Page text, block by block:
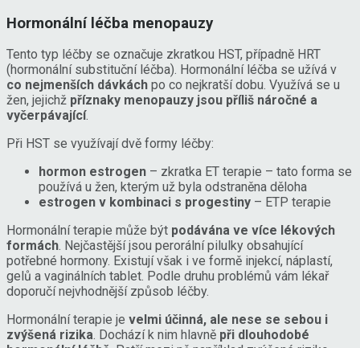
Hormonální léčba menopauzy
Tento typ léčby se označuje zkratkou HST, případně HRT
(hormonální substituční léčba). Hormonální léčba se užívá v
co nejmenších dávkách po co nejkratší dobu. Využívá se u
žen, jejichž příznaky menopauzy jsou příliš náročné a
vyčerpávající.
Při HST se využívají dvě formy léčby:
hormon estrogen – zkratka ET terapie – tato forma se
používá u žen, kterým už byla odstraněna děloha
estrogen v kombinaci s progestiny – ETP terapie
Hormonální terapie může být podávána ve více lékových
formách. Nejčastější jsou perorální pilulky obsahující
potřebné hormony. Existují však i ve formě injekcí, náplastí,
gelů a vaginálních tablet. Podle druhu problémů vám lékař
doporučí nejvhodnější způsob léčby.
Hormonální terapie je velmi účinná, ale nese se sebou i
zvýšená rizika. Dochází k nim hlavně při dlouhodobé